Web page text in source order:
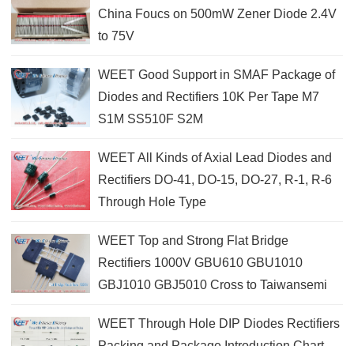
China Foucs on 500mW Zener Diode 2.4V
to 75V
WEET Good Support in SMAF Package of
Diodes and Rectifiers 10K Per Tape M7
S1M SS510F S2M
WEET All Kinds of Axial Lead Diodes and
Rectifiers DO-41, DO-15, DO-27, R-1, R-6
Through Hole Type
WEET Top and Strong Flat Bridge
Rectifiers 1000V GBU610 GBU1010
GBJ1010 GBJ5010 Cross to Taiwansemi
WEET Through Hole DIP Diodes Rectifiers